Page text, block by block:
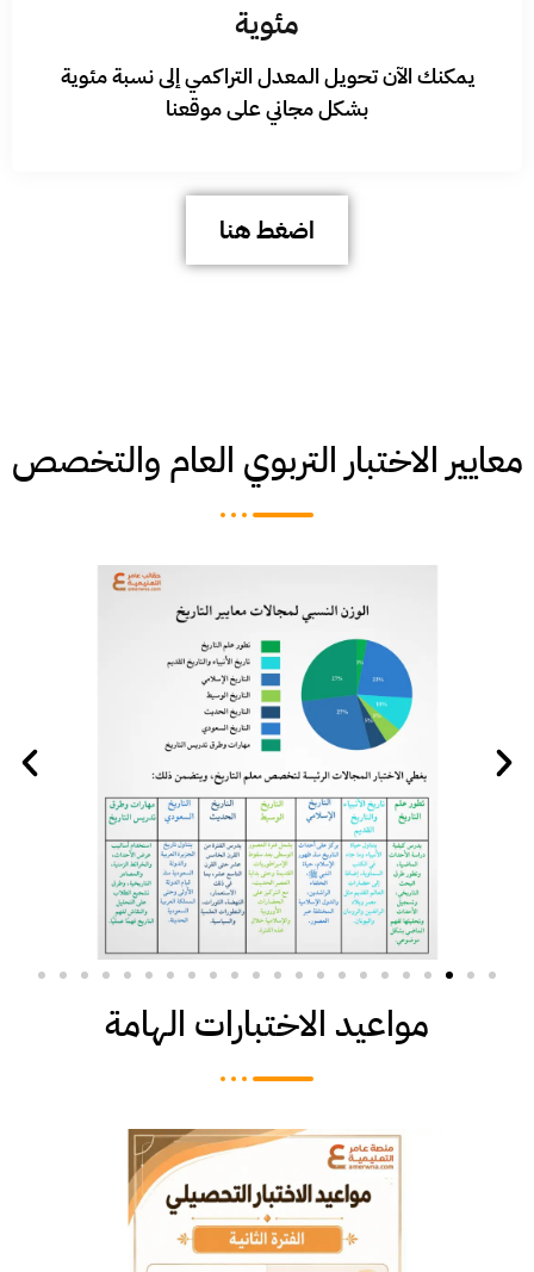
مئوية
يمكنك الآن تحويل المعدل التراكمي إلى نسبة مئوية
بشكل مجاني على موقعنا
اضغط هنا
معايير الاختبار التربوي العام والتخصص
مواعيد الاختبارات الهامة